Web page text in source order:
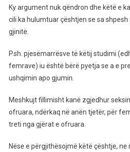
Ky argument nuk qëndron dhe këtë e
cili ka hulumtuar çështjen se sa
gjinitë.
P.sh. pjesëmarrësve të këtij studimi
femrave) iu është bërë pyetja se a e
ushqimin apo gjumin.
Meshkujt fillimisht kanë zgjedhur
ofruara, ndërkaq në anën tjetër, për
treti nga gjërat e ofruara.
Nëse e përgjithësojmë këtë çështje,